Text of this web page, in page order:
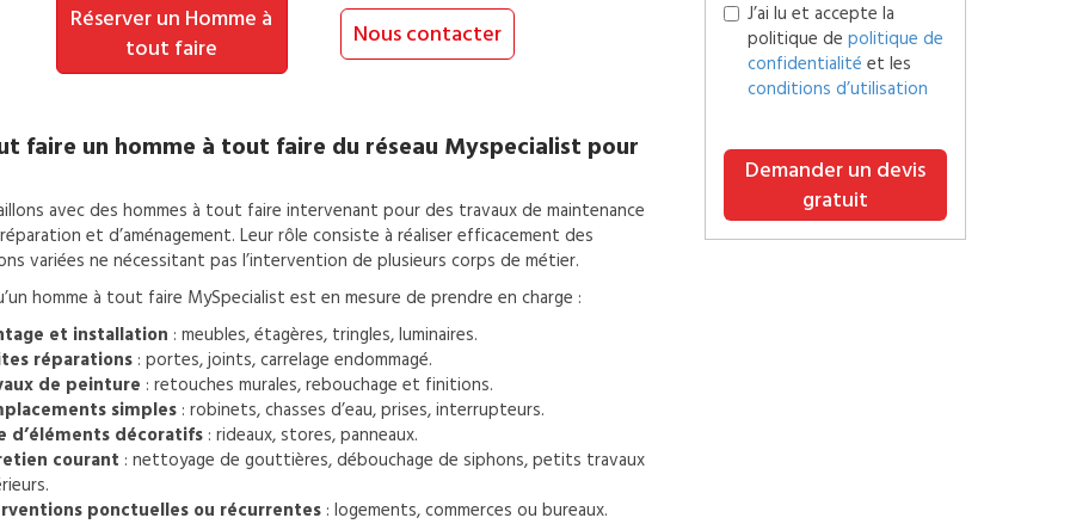
Réserver un Homme à
tout faire
Nous contacter
faire un homme à tout faire du réseau Myspecialist pour
avec des hommes à tout faire intervenant pour des travaux de maintenance
et d’aménagement. Leur rôle consiste à réaliser efficacement des
variées ne nécessitant pas l’intervention de plusieurs corps de métier.
homme à tout faire MySpecialist est en mesure de prendre en charge :
et installation : meubles, étagères, tringles, luminaires.
réparations: portes, joints, carrelage endommagé.
de peinture : retouches murales, rebouchage et finitions.
simples: robinets, chasses d’eau, prises, interrupteurs.
d’éléments décoratifs: rideaux, stores, panneaux.
courant : nettoyage de gouttières, débouchage de siphons, petits travaux
ponctuelles ou récurrentes: logements, commerces ou bureaux.
J’ai lu et accepte la
politique de politique de
confidentialité et les
conditions d’utilisation
Demander un devis
gratuit